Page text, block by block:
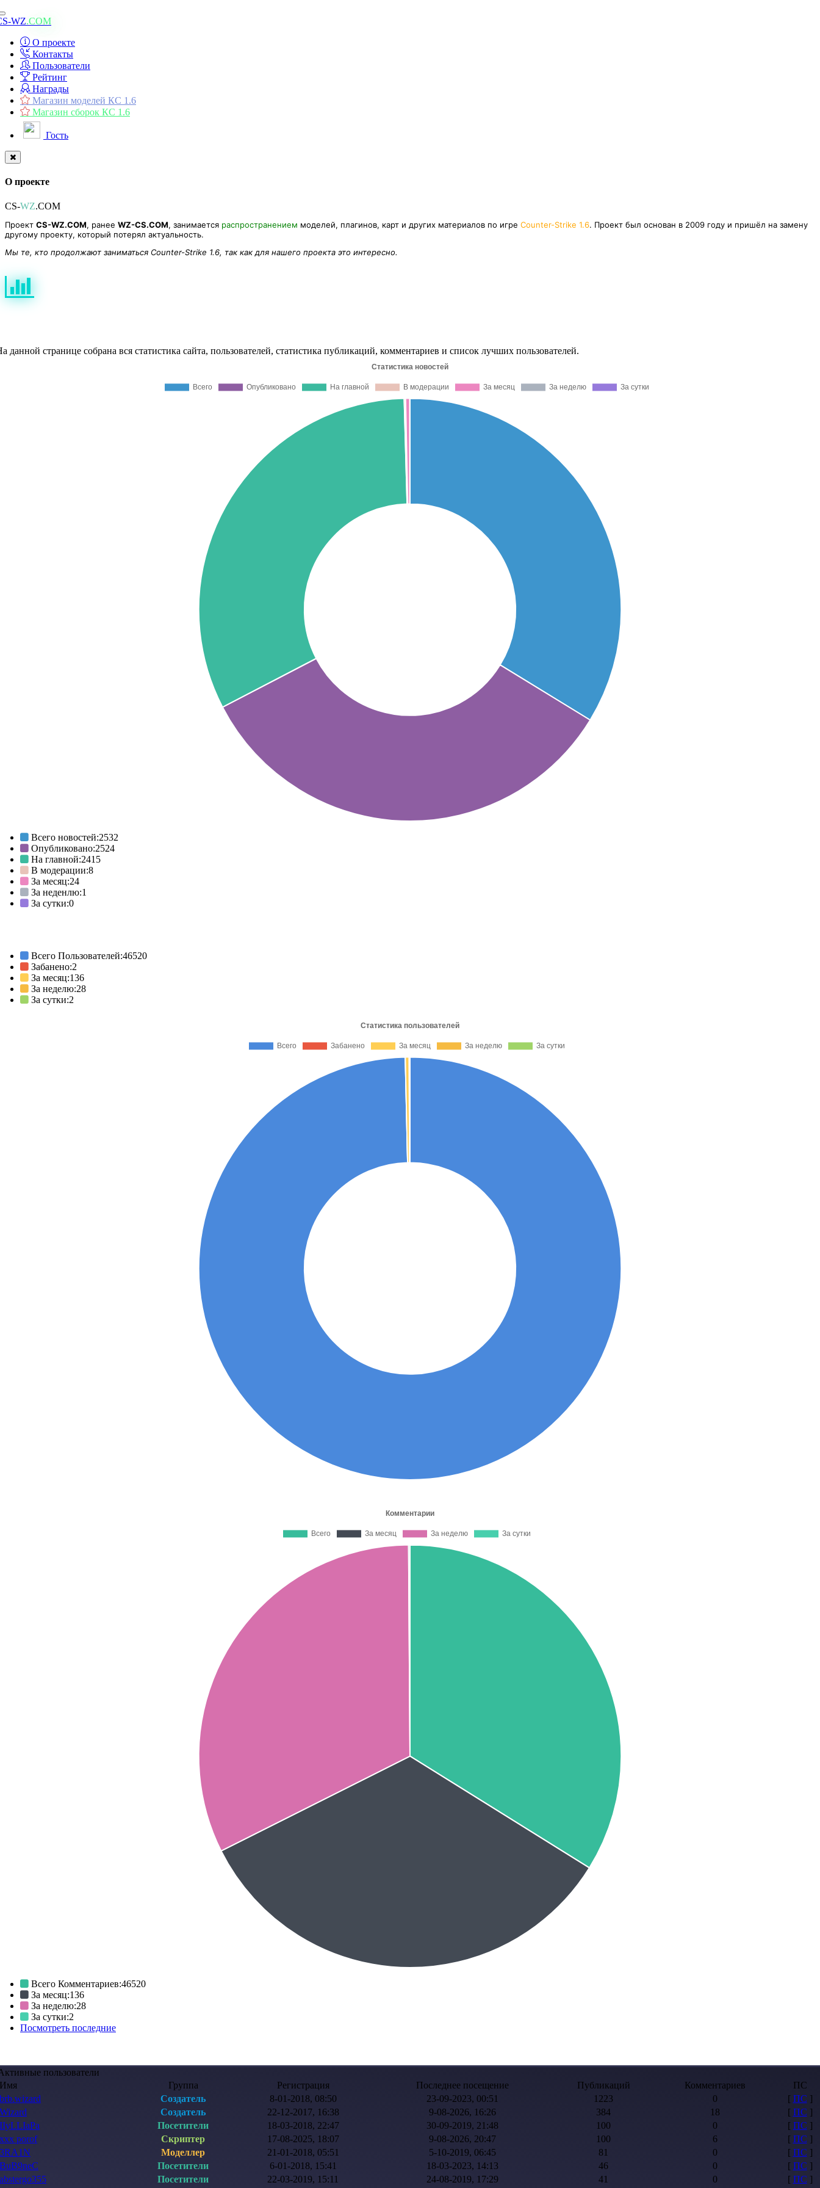
Toggle
navigation
WZ.COM
О проекте
Контакты
Пользователи
Рейтинг
Награды
Магазин моделей КС 1.6
Магазин сборок КС 1.6
Гость
О проекте
CS-WZ.COM
Проект CS-WZ.COM, ранее WZ-CS.COM, занимается распространением моделей, плагинов, карт и других материалов по игре Counter-Strike 1.6. Проект был основан в 2009 году и пришёл на замену
другому проекту, который потерял актуальность.
Мы те, кто продолжают заниматься Counter-Strike 1.6, так как для нашего проекта это интересно.
данной странице собрана вся статистика сайта, пользователей, статистика публикаций, комментариев и список лучших пользователей.
Всего новостей:2532
Опубликовано:2524
На главной:2415
В модерации:8
За месяц:24
За неденлю:1
За сутки:0
Всего Пользователей:46520
Забанено:2
За месяц:136
За неделю:28
За сутки:2
Всего Комментариев:46520
За месяц:136
За неделю:28
За сутки:2
Посмотреть последние
пользователи
Имя
Группа Регистрация Последнее посещение Публикаций Комментариев
ПС
brb.wizard
Создатель 8-01-2018, 08:50 23-09-2023, 00:51 1223 0 [ ПС ]
Wizard
Создатель 22-12-2017, 16:38 9-08-2026, 16:26 384 18 [ ПС ]
IIyLLIaPa
Посетители 18-03-2018, 22:47 30-09-2019, 21:48 100 0 [ ПС ]
xxx porof
Скриптер 17-08-2025, 18:07 9-08-2026, 20:47 100 6 [ ПС ]
3RA1N
Моделлер 21-01-2018, 05:51 5-10-2019, 06:45 81 0 [ ПС ]
BuB9neC
Посетители 6-01-2018, 15:41 18-03-2023, 14:13 46 0 [ ПС ]
abstergo355
Посетители 22-03-2019, 15:11 24-08-2019, 17:29 41 0 [ ПС ]